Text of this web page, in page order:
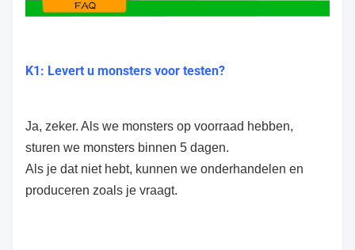
K1: Levert u monsters voor testen?
Ja, zeker. Als we monsters op voorraad hebben,
sturen we monsters binnen 5 dagen.
Als je dat niet hebt, kunnen we onderhandelen en
produceren zoals je vraagt.